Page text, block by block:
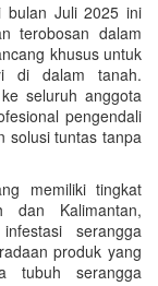
bulan Juli 2025 ini
terobosan dalam
khusus untuk
di dalam tanah.
seluruh anggota
pengendali
solusi tuntas tanpa
memiliki tingkat
dan Kalimantan,
serangga
produk yang
tubuh serangga